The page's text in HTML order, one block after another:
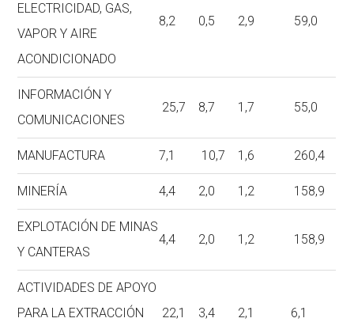
ELECTRICIDAD, GAS,
VAPOR Y AIRE
ACONDICIONADO
8,2 0,5 2,9 59,0
INFORMACIÓN Y
COMUNICACIONES
25,7 8,7 1,7 55,0
MANUFACTURA 7,1 10,7 1,6 260,4
MINERÍA 4,4 2,0 1,2 158,9
EXPLOTACIÓN DE MINAS
Y CANTERAS
4,4 2,0 1,2 158,9
ACTIVIDADES DE APOYO
PARA LA EXTRACCIÓN
22,1 3,4 2,1 6,1